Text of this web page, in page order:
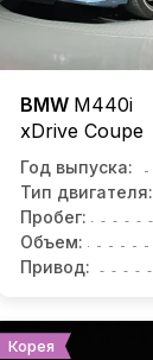
BMW M440i
xDrive Coupe
Год выпуска:
Тип двигателя:
Пробег:
Объем:
Привод:
Корея